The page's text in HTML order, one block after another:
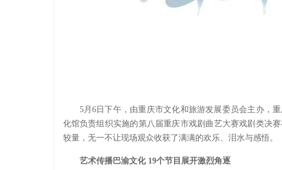
5月6日下午，由重庆市文化和旅游发展委员会主办，
化馆负责组织实施的第八届重庆市戏剧曲艺大赛戏剧类决
较量，无一不让现场观众收获了满满的欢乐、泪水与感悟。
艺术传播巴渝文化 19个节目展开激烈角逐